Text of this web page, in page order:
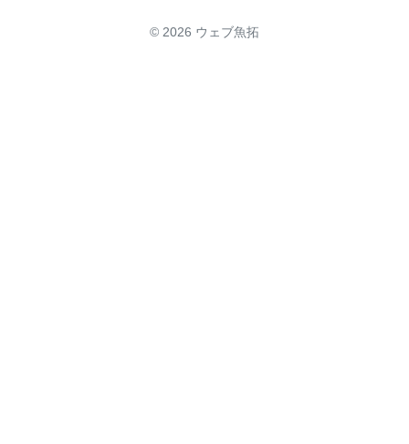
© 2026 ウェブ魚拓